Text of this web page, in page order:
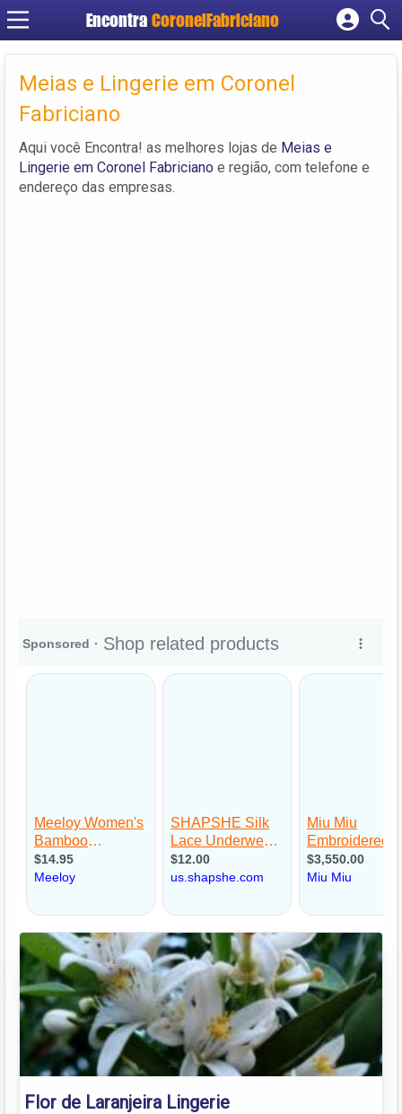
Encontra CoronelFabriciano
Cadastrar empresa
Criar conta
Meias e Lingerie em Coronel
Fabriciano
Aqui você Encontra! as melhores lojas de Meias e
Lingerie em Coronel Fabriciano e região, com telefone e
endereço das empresas.
Flor de Laranjeira Lingerie